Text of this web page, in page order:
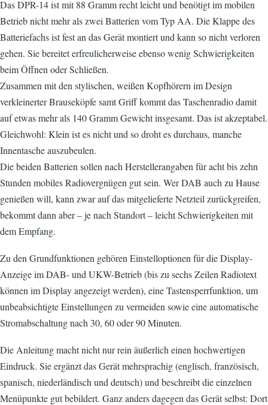
Das DPR-14 ist mit 88 Gramm recht leicht und benötigt im mobilen
Betrieb nicht mehr als zwei Batterien vom Typ AA. Die Klappe des
Batteriefachs ist fest an das Gerät montiert und kann so nicht verloren
gehen. Sie bereitet erfreulicherweise ebenso wenig Schwierigkeiten
beim Öffnen oder Schließen.
Zusammen mit den stylischen, weißen Kopfhörern im Design
verkleinerter Brauseköpfe samt Griff kommt das Taschenradio damit
auf etwas mehr als 140 Gramm Gewicht insgesamt. Das ist akzeptabel.
Gleichwohl: Klein ist es nicht und so droht es durchaus, manche
Innentasche auszubeulen.
Die beiden Batterien sollen nach Herstellerangaben für acht bis zehn
Stunden mobiles Radiovergnügen gut sein. Wer DAB auch zu Hause
genießen will, kann zwar auf das mitgelieferte Netzteil zurückgreifen,
bekommt dann aber – je nach Standort – leicht Schwierigkeiten mit
dem Empfang.
Zu den Grundfunktionen gehören Einstelloptionen für die Display-
Anzeige im DAB- und UKW-Betrieb (bis zu sechs Zeilen Radiotext
können im Display angezeigt werden), eine Tastensperrfunktion, um
unbeabsichtigte Einstellungen zu vermeiden sowie eine automatische
Stromabschaltung nach 30, 60 oder 90 Minuten.
Die Anleitung macht nicht nur rein äußerlich einen hochwertigen
Eindruck. Sie ergänzt das Gerät mehrsprachig (englisch, französisch,
spanisch, niederländisch und deutsch) und beschreibt die einzelnen
Menüpunkte gut bebildert. Ganz anders dagegen das Gerät selbst: Dort